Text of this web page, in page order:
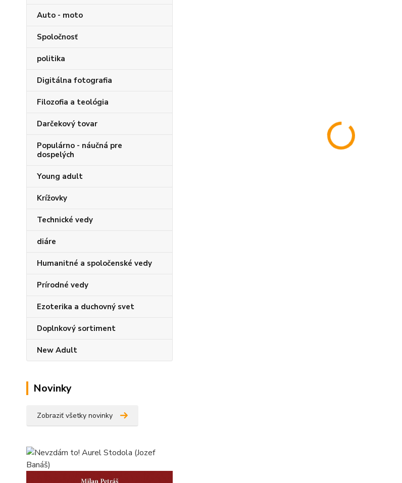
Auto - moto
Spoločnosť
politika
Digitálna fotografia
Filozofia a teológia
Darčekový tovar
Populárno - náučná pre
dospelých
Young adult
Krížovky
Technické vedy
diáre
Humanitné a spoločenské vedy
Prírodné vedy
Ezoterika a duchovný svet
Doplnkový sortiment
New Adult
Novinky
Zobraziť všetky novinky